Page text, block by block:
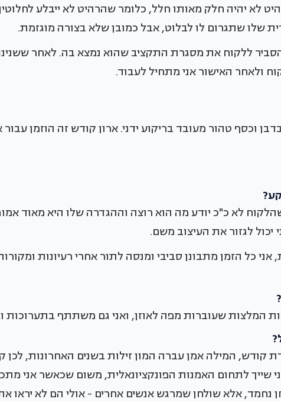
לא יהיה חלק מאותו חלל, כלומר שהרהיט לא ייבלע
שלו שתגרום לו לבלוט, אבל כמובן שלא בצורה מוגזמת.
ללקוח את מסגרת התקציב שהוא נמצא בה. לאחר
ולאחר האישור אני מתחיל לעבוד.
וכסף טהור מעובד בריקוע ידני. ארון קודש זה הוזמן
לא כ"כ יודע מה הוא רוצה וההגדרה שלו היא מאוד
לגזור את העיצוב משם.
כל הזמן מתבונן סביבי ומנסה לתור אחרי רעיונות
המלצות שעוברות מפה לאוזן, ואני גם משתתף בתערוכות
קודש, המילה אמן עברה המון זילות בשנים האחרונות, לכן
שייך לתחום האמנות הפונקציונאלית, משום שכאשר אני
נחמד, אלא שולחן שמרגש אנשים אחרים - אולי הם לא יראו